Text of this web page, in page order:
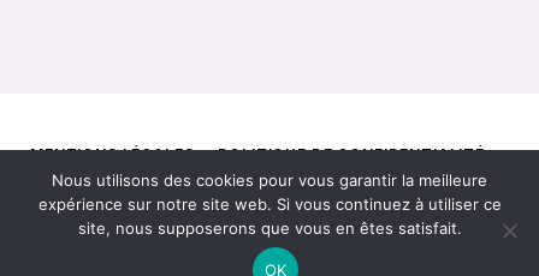
MENTIONS LÉGALES
POLITIQUE DE CONFIDENTIALITÉ
CONTACT
© 2026
Nous utilisons des cookies pour vous garantir la meilleure
expérience sur notre site web. Si vous continuez à utiliser ce
site, nous supposerons que vous en êtes satisfait.
OK